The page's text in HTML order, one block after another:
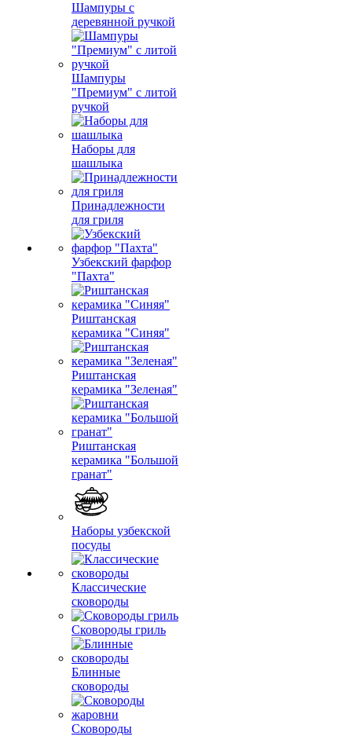
Шампуры с
деревянной ручкой
Шампуры
"Премиум" с литой
ручкой
Наборы для
шашлыка
Принадлежности
для гриля
Узбекский фарфор
"Пахта"
Риштанская
керамика "Синяя"
Риштанская
керамика "Зеленая"
Риштанская
керамика "Большой
гранат"
Наборы узбекской
посуды
Классические
сковороды
Сковороды гриль
Блинные
сковороды
Сковороды